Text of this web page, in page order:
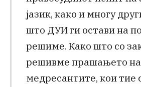
јазик, како и многу
што ДУИ ги остави на
решиме. Како што со
решивме прашањето на
медресантите, кои тие